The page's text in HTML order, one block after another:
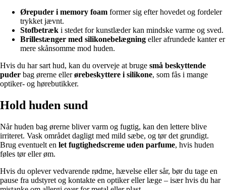
Ørepuder i memory foam former sig efter hovedet og fordeler
trykket jævnt.
Stofbetræk i stedet for kunstlæder kan mindske varme og sved.
Brillestænger med silikonebelægning eller afrundede kanter er
mere skånsomme mod huden.
Hvis du har sart hud, kan du overveje at bruge små beskyttende
puder bag ørerne ellerørebeskyttere i silikone, som fås i mange
optiker- og hørebutikker.
Hold huden sund
Når huden bag ørerne bliver varm og fugtig, kan den lettere blive
irriteret. Vask området dagligt med mild sæbe, og tør det grundigt.
Brug eventuelt en let fugtighedscreme uden parfume, hvis huden
føles tør eller øm.
Hvis du oplever vedvarende rødme, hævelse eller sår, bør du tage en
pause fra udstyret og kontakte en optiker eller læge – især hvis du har